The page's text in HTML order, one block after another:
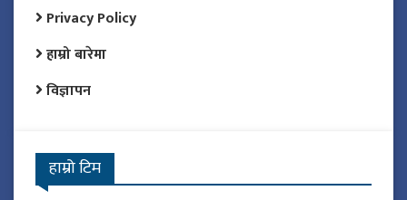
Privacy Policy
हाम्रो बारेमा
विज्ञापन
हाम्रो टिम